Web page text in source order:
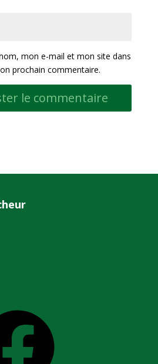
mon e-mail et mon site dans
prochain commentaire.